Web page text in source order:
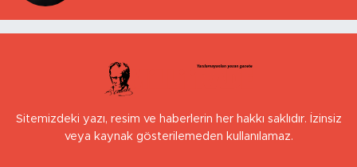
Sitemizdeki yazı, resim ve haberlerin her hakkı saklıdır. İzinsiz
veya kaynak gösterilemeden kullanılamaz.